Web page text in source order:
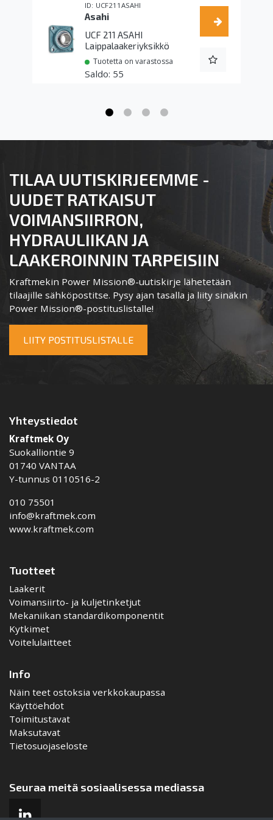
UCF211ASAHI
Asahi
UCF 211 ASAHI
Laippalaakeriyksikkö
Tuotetta on varastossa
55
TILAA UUTISKIRJEEMME -
UUDET RATKAISUT
VOIMANSIIRRON,
HYDRAULIIKAN JA
LAAKEROINNIN TARPEISIIN
Kraftmekin Power Mission®-uutiskirje lähetetään
tilaajille sähköpostitse. Pysy ajan tasalla ja liity sinäkin
Power Mission®-postituslistalle!
LIITY POSTITUSLISTALLE
Yhteystiedot
Kraftmek Oy
Suokalliontie 9
01740 VANTAA
Y-tunnus 0110516-2
010 75501
info@kraftmek.com
www.kraftmek.com
Tuotteet
Laakerit
Voimansiirto- ja kuljetinketjut
Mekaniikan standardikomponentit
Kytkimet
Voitelulaitteet
Info
Näin teet ostoksia verkkokaupassa
Käyttöehdot
Toimitustavat
Maksutavat
Tietosuojaseloste
Seuraa meitä sosiaalisessa mediassa